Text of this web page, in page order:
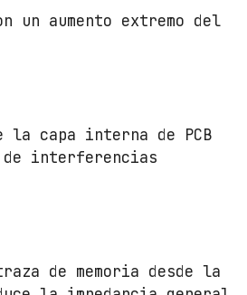
un aumento extremo del
la capa interna de PCB
interferencias
de memoria desde la